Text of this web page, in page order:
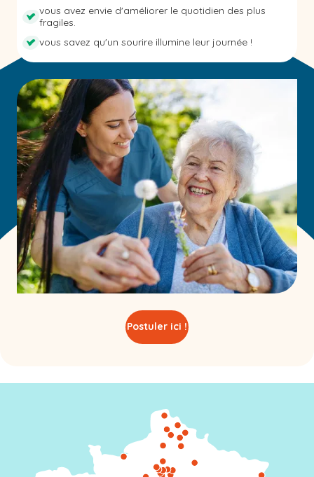
vous avez envie d'améliorer le quotidien des plus
fragiles.
vous savez qu'un sourire illumine leur journée !
Postuler ici !